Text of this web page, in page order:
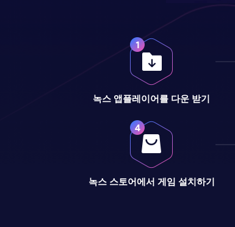
녹스 앱플레이어를 다운 받기
녹스 스토어에서 게임 설치하기